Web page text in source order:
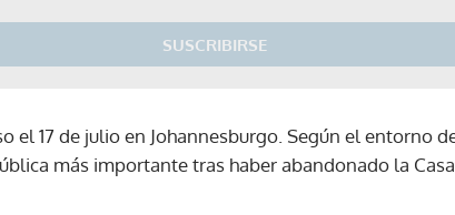
SUSCRIBIRSE
el 17 de julio en Johannesburgo. Según el entorno
más importante tras haber abandonado la